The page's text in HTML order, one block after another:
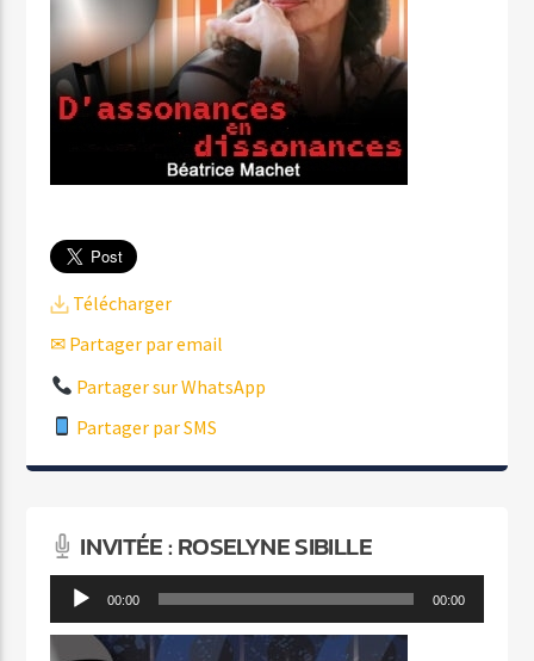
Télécharger
✉ Partager par email
Partager sur WhatsApp
Partager par SMS
INVITÉE : ROSELYNE SIBILLE
Lecteur 00:00 00:00